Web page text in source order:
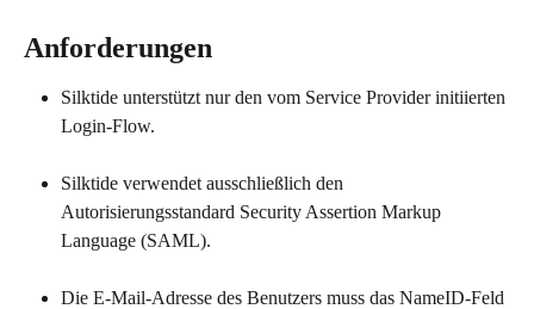
Anforderungen
Silktide unterstützt nur den vom Service Provider initiierten
Login-Flow.
Silktide verwendet ausschließlich den
Autorisierungsstandard Security Assertion Markup
Language (SAML).
Die E-Mail-Adresse des Benutzers muss das NameID-Feld